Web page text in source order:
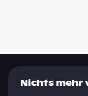
Nichts mehr